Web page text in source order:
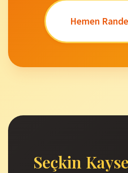
Hemen
Seçkin